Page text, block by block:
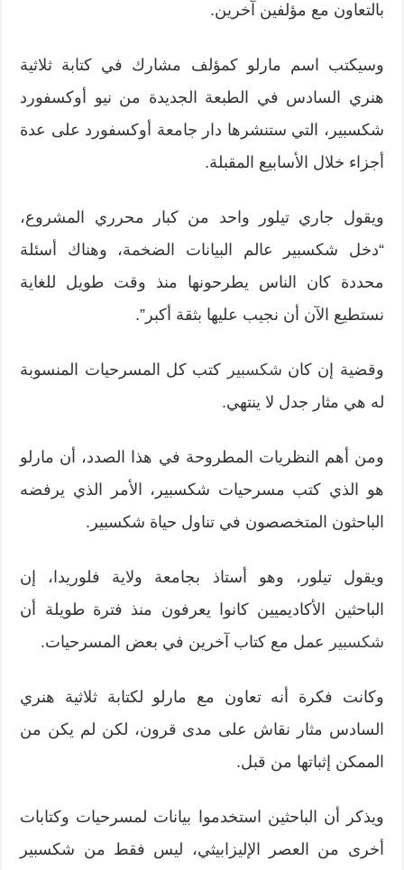
بالتعاون مع مؤلفين آخرين.
وسيكتب اسم مارلو كمؤلف مشارك في كتابة ثلاثية
هنري السادس في الطبعة الجديدة من نيو أوكسفورد
شكسبير، التي ستنشرها دار جامعة أوكسفورد على عدة
أجزاء خلال الأسابيع المقبلة.
ويقول جاري تيلور واحد من كبار محرري المشروع،
“دخل شكسبير عالم البيانات الضخمة، وهناك أسئلة
محددة كان الناس يطرحونها منذ وقت طويل للغاية
نستطيع الآن أن نجيب عليها بثقة أكبر”.
وقضية إن كان شكسبير كتب كل المسرحيات المنسوبة
له هي مثار جدل لا ينتهي.
ومن أهم النظريات المطروحة في هذا الصدد، أن مارلو
هو الذي كتب مسرحيات شكسبير، الأمر الذي يرفضه
الباحثون المتخصصون في تناول حياة شكسبير.
ويقول تيلور، وهو أستاذ بجامعة ولاية فلوريدا، إن
الباحثين الأكاديميين كانوا يعرفون منذ فترة طويلة أن
شكسبير عمل مع كتاب آخرين في بعض المسرحيات.
وكانت فكرة أنه تعاون مع مارلو لكتابة ثلاثية هنري
السادس مثار نقاش على مدى قرون، لكن لم يكن من
الممكن إثباتها من قبل.
ويذكر أن الباحثين استخدموا بيانات لمسرحيات وكتابات
أخرى من العصر الإليزابيثي، ليس فقط من شكسبير